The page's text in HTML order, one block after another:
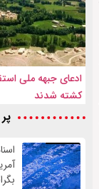
ادعای جبهه ملی
کشته شدند